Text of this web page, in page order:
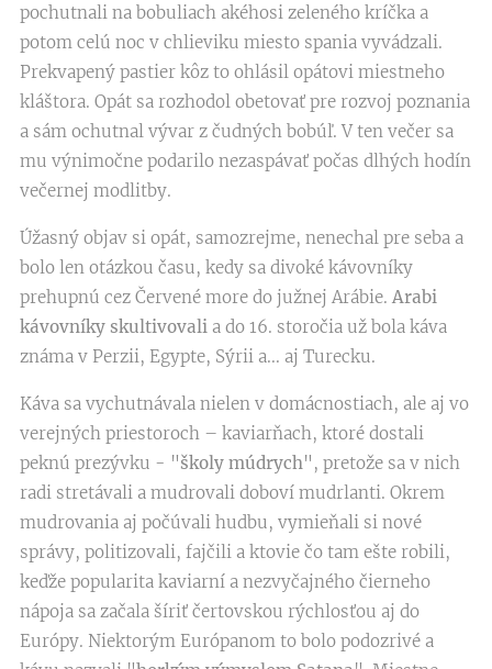
pochutnali na bobuliach akéhosi zeleného kríčka a
potom celú noc v chlieviku miesto spania vyvádzali.
Prekvapený pastier kôz to ohlásil opátovi miestneho
kláštora. Opát sa rozhodol obetovať pre rozvoj poznania
a sám ochutnal vývar z čudných bobúľ. V ten večer sa
mu výnimočne podarilo nezaspávať počas dlhých hodín
večernej modlitby.
Úžasný objav si opát, samozrejme, nenechal pre seba a
bolo len otázkou času, kedy sa divoké kávovníky
prehupnú cez Červené more do južnej Arábie. Arabi
kávovníky skultivovali a do 16. storočia už bola káva
známa v Perzii, Egypte, Sýrii a... aj Turecku.
Káva sa vychutnávala nielen v domácnostiach, ale aj vo
verejných priestoroch – kaviarňach, ktoré dostali
peknú prezývku - "školy múdrych", pretože sa v nich
radi stretávali a mudrovali doboví mudrlanti. Okrem
mudrovania aj počúvali hudbu, vymieňali si nové
správy, politizovali, fajčili a ktovie čo tam ešte robili,
keďže popularita kaviarní a nezvyčajného čierneho
nápoja sa začala šíriť čertovskou rýchlosťou aj do
Európy. Niektorým Európanom to bolo podozrivé a